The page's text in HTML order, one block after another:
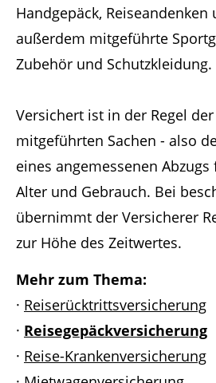
Handgepäck, Reiseandenken
außerdem mitgeführte
Zubehör und Schutzkleidung.
Versichert ist in der Regel
mitgeführten Sachen - also
eines angemessenen
Alter und Gebrauch. Bei
übernimmt der Versicherer
zur Höhe des Zeitwertes.
Mehr zum Thema:
· Reiserücktrittsversicherung
· Reisegepäckversicherung
· Reise-Krankenversicherung